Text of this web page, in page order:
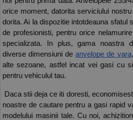
orice moment, datorita serviciului
dorita. Ai la dispozitie intotdeauna sfatul
de profesionisti, pentru orice
specializata. In plus, gama noastra
diverse dimensiuni de anvelope de vara
alte sezoane, astfel incat vei gasi cu
pentru vehiculul tau.
noastre de cautare pentru a gasi rapid
modelului masinii tale. Cu noi,